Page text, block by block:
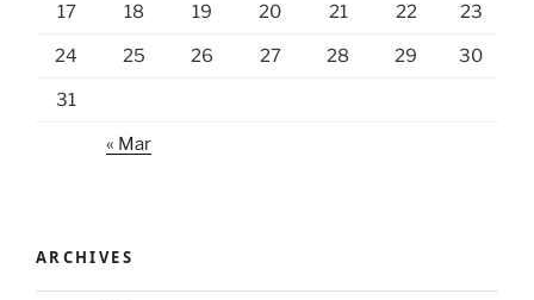
17 18 19 20 21 22 23
24 25 26 27 28 29 30
31
« Mar
ARCHIVES